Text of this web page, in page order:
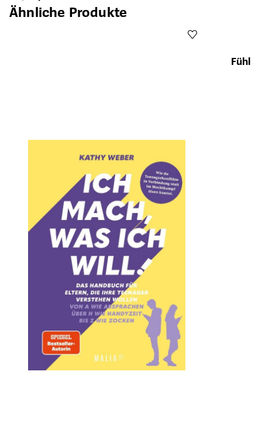
Ähnliche Produkte
Fühl